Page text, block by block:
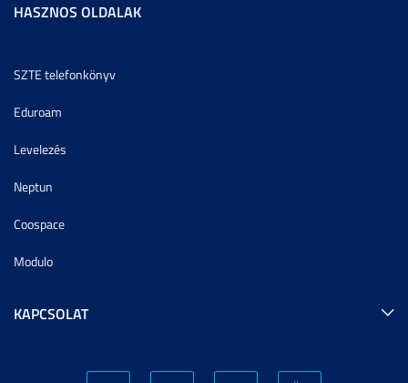
HASZNOS OLDALAK
SZTE telefonkönyv
Eduroam
Levelezés
Neptun
Coospace
Modulo
KAPCSOLAT